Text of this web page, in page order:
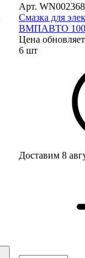
Арт.
Смазка для
ВМПАВТО
Цена
6 шт
Доставим 8